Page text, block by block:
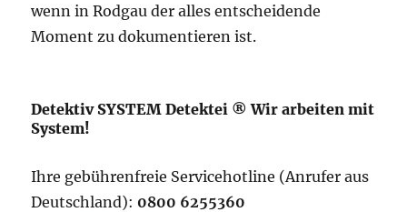
wenn in Rodgau der alles entscheidende
Moment zu dokumentieren ist.
Detektiv SYSTEM Detektei ® Wir arbeiten mit
System!
Ihre gebührenfreie Servicehotline (Anrufer aus
Deutschland): 0800 6255360